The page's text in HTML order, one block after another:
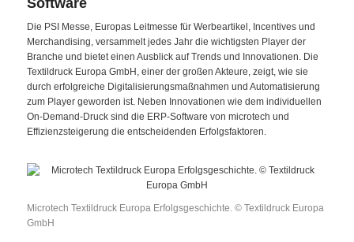
Software
Die PSI Messe, Europas Leitmesse für Werbeartikel, Incentives und
Merchandising, versammelt jedes Jahr die wichtigsten Player der
Branche und bietet einen Ausblick auf Trends und Innovationen. Die
Textildruck Europa GmbH, einer der großen Akteure, zeigt, wie sie
durch erfolgreiche Digitalisierungsmaßnahmen und Automatisierung
zum Player geworden ist. Neben Innovationen wie dem individuellen
On-Demand-Druck sind die ERP-Software von microtech und
Effizienzsteigerung die entscheidenden Erfolgsfaktoren.
Microtech Textildruck Europa Erfolgsgeschichte. © Textildruck Europa
GmbH